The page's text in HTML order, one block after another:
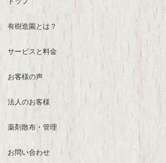
有樹造園とは？
サービスと料金
お客様の声
法人のお客様
薬剤散布・管理
お問い合わせ